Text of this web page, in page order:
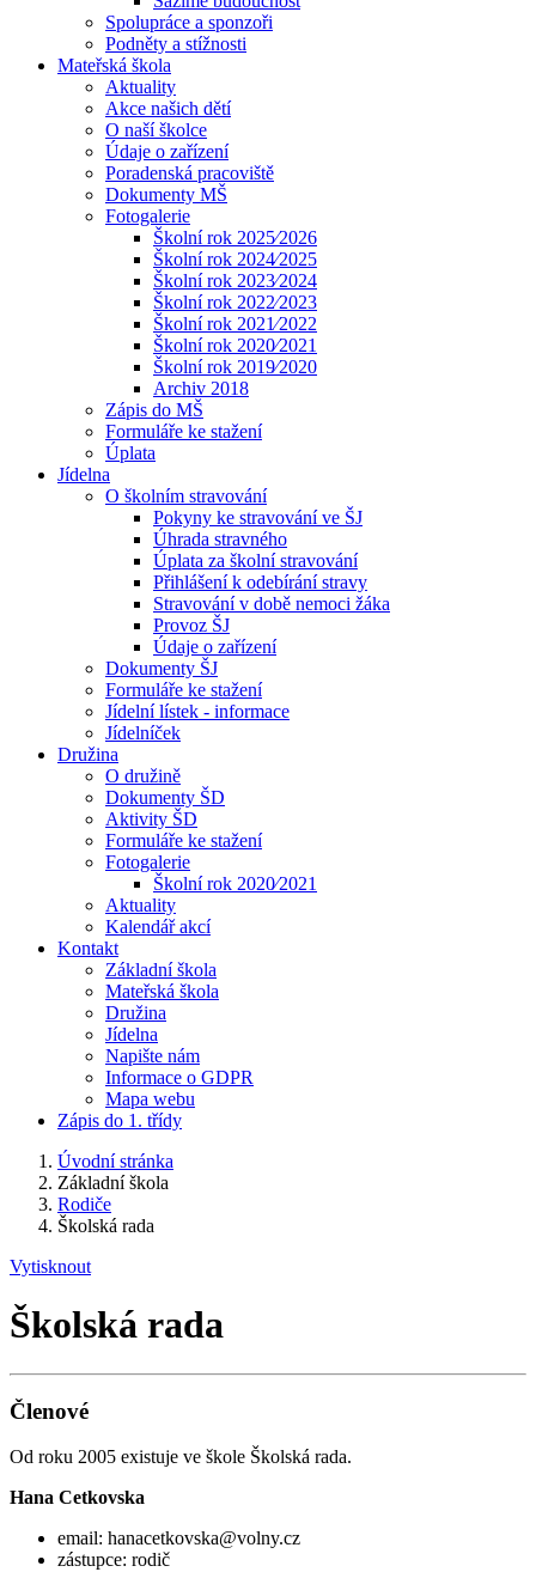
Spolupráce a sponzoři
Podněty a stížnosti
Mateřská škola
Aktuality
Akce našich dětí
O naší školce
Údaje o zařízení
Poradenská pracoviště
Dokumenty MŠ
Fotogalerie
Školní rok 2025⁄2026
Školní rok 2024⁄2025
Školní rok 2023⁄2024
Školní rok 2022⁄2023
Školní rok 2021⁄2022
Školní rok 2020⁄2021
Školní rok 2019⁄2020
Archiv 2018
Zápis do MŠ
Formuláře ke stažení
Úplata
Jídelna
O školním stravování
Pokyny ke stravování ve ŠJ
Úhrada stravného
Úplata za školní stravování
Přihlášení k odebírání stravy
Stravování v době nemoci žáka
Provoz ŠJ
Údaje o zařízení
Dokumenty ŠJ
Formuláře ke stažení
Jídelní lístek - informace
Jídelníček
Družina
O družině
Dokumenty ŠD
Aktivity ŠD
Formuláře ke stažení
Fotogalerie
Školní rok 2020⁄2021
Aktuality
Kalendář akcí
Kontakt
Základní škola
Mateřská škola
Družina
Jídelna
Napište nám
Informace o GDPR
Mapa webu
Zápis do 1. třídy
Úvodní stránka
Základní škola
Rodiče
Školská rada
Vytisknout
Školská rada
Členové
Od roku 2005 existuje ve škole Školská rada.
Hana Cetkovska
email: hanacetkovska@volny.cz
zástupce: rodič